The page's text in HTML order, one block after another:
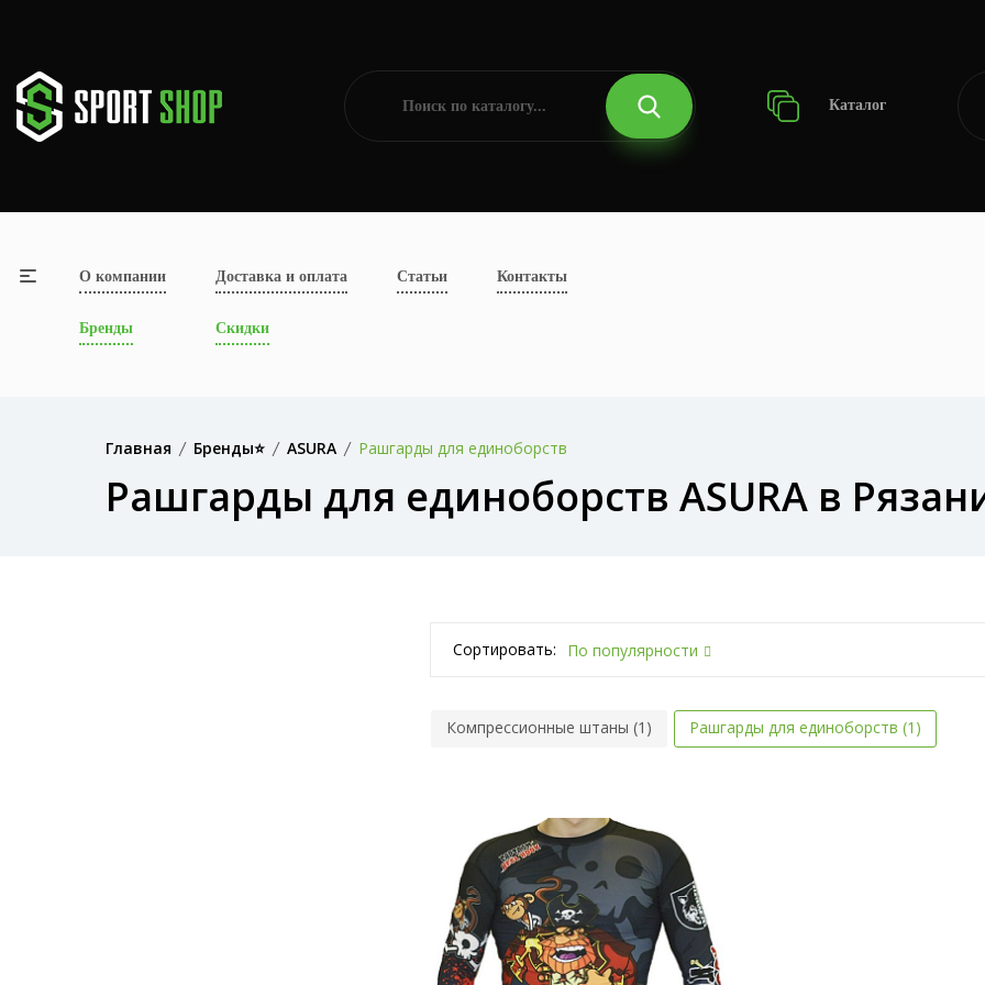
Каталог
О компании Доставка и оплата Статьи Контакты
Бренды Скидки
Главная Бренды⭐ ASURA Рашгарды для единоборств
Рашгарды для единоборств ASURA в
Сортировать: По популярности
Компрессионные штаны (1) Рашгарды для единоборств (1)